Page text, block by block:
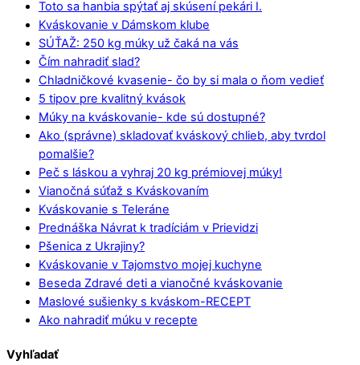
Toto sa hanbia spýtať aj skúsení pekári I.
Kváskovanie v Dámskom klube
SÚŤAŽ: 250 kg múky už čaká na vás
Čím nahradiť slad?
Chladničkové kvasenie- čo by si mala o ňom vedieť
5 tipov pre kvalitný kvások
Múky na kváskovanie- kde sú dostupné?
Ako (správne) skladovať kváskový chlieb, aby tvrdol
pomalšie?
Peč s láskou a vyhraj 20 kg prémiovej múky!
Vianočná súťaž s Kváskovaním
Kváskovanie s Teleráne
Prednáška Návrat k tradíciám v Prievidzi
Pšenica z Ukrajiny?
Kváskovanie v Tajomstvo mojej kuchyne
Beseda Zdravé deti a vianočné kváskovanie
Maslové sušienky s kváskom-RECEPT
Ako nahradiť múku v recepte
Vyhľadať